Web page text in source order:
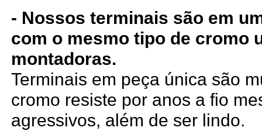
- Nossos terminais são em
com o mesmo tipo de cromo
montadoras.
Terminais em peça única são
cromo resiste por anos a fio
agressivos, além de ser lindo.